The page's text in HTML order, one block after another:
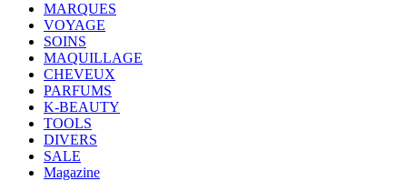
MARQUES
VOYAGE
SOINS
MAQUILLAGE
CHEVEUX
PARFUMS
K-BEAUTY
TOOLS
DIVERS
SALE
Magazine